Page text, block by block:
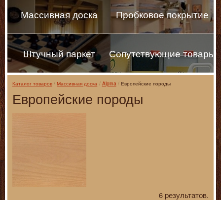
Массивная доска Пробковое покрытие
Штучный паркет Сопутствующие товары
Каталог товаров Массивная доска Alpina Европейские породы
Европейские породы
6 результатов.